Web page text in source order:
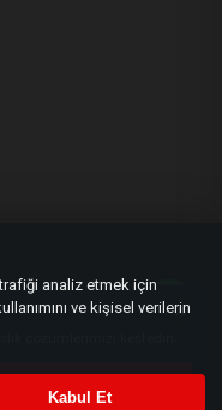
×
çözümlerimizi keşfedin.
Git
analiz etmek için
ve kişisel verilerin
Kabul Et